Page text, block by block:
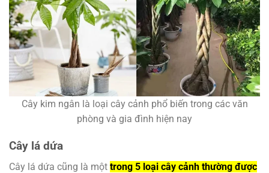
Cây kim ngân là loại cây cảnh phổ biến trong các văn
phòng và gia đình hiện nay
Cây lá dứa
Cây lá dứa cũng là một trong 5 loại cây cảnh thường được